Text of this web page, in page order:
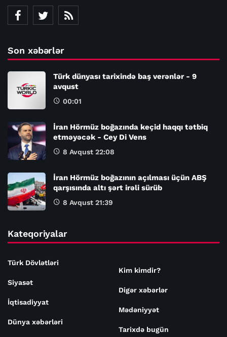
Son xəbərlər
Türk dünyası tarixində baş verənlər - 9
avqust
00:01
İran Hörmüz boğazında keçid haqqı tətbiq
etməyəcək - Cey Di Vens
8 Avqust 22:08
İran Hörmüz boğazının açılması üçün ABŞ
qarşısında altı şərt irəli sürüb
8 Avqust 21:39
Kateqoriyalar
Türk Dövlətləri
Siyasət
İqtisadiyyat
Dünya xəbərləri
Kim kimdir?
Digər xəbərlər
Mədəniyyət
Tarixdə bugün